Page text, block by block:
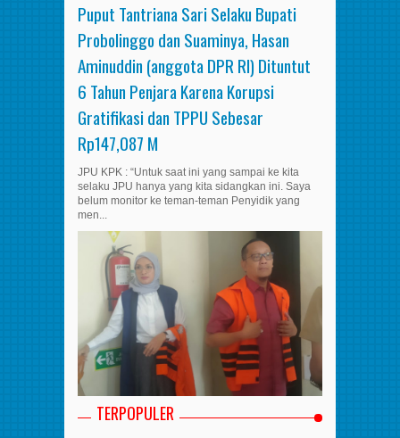
Puput Tantriana Sari Selaku Bupati
Probolinggo dan Suaminya, Hasan
Aminuddin (anggota DPR RI) Dituntut
6 Tahun Penjara Karena Korupsi
Gratifikasi dan TPPU Sebesar
Rp147,087 M
JPU KPK : “Untuk saat ini yang sampai ke kita
selaku JPU hanya yang kita sidangkan ini. Saya
belum monitor ke teman-teman Penyidik yang
men...
TERPOPULER